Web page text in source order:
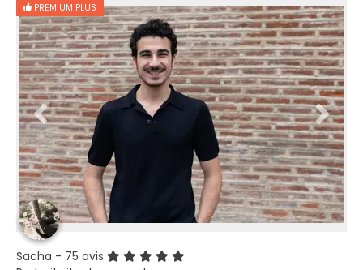
PREMIUM PLUS
Sacha - 75 avis